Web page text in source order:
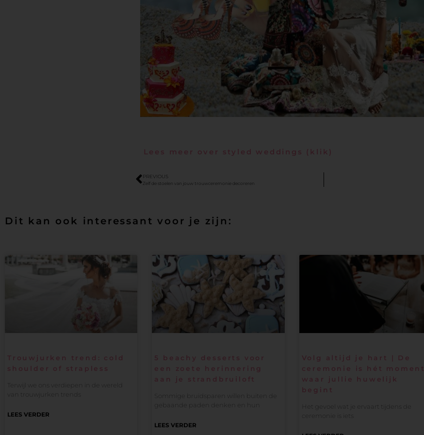
Lees meer over styled weddings (klik)
PREVIOUS
Zelf de stoelen van jouw trouwceremonie decoreren
Dit kan ook interessant voor je zijn:
Trouwjurken trend: cold
shoulder of strapless
Terwijl we ons verdiepen in de wereld
van trouwjurken trends
LEES VERDER
5 beachy desserts voor
een zoete herinnering
aan je strandbruiloft
Sommige bruidsparen willen buiten de
gebaande paden denken en hun
LEES VERDER
Volg altijd je hart | De
ceremonie is hét moment
waar jullie huwelijk
begint
Het gevoel wat je ervaart tijdens de
ceremonie is iets